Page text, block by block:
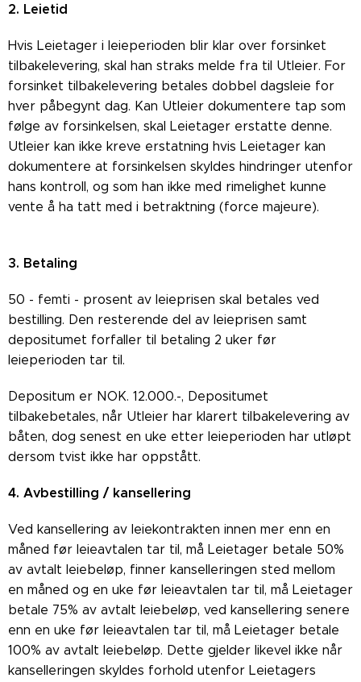
2. Leietid
Hvis Leietager i leieperioden blir klar over forsinket
tilbakelevering, skal han straks melde fra til Utleier. For
forsinket tilbakelevering betales dobbel dagsleie for
hver påbegynt dag. Kan Utleier dokumentere tap som
følge av forsinkelsen, skal Leietager erstatte denne.
Utleier kan ikke kreve erstatning hvis Leietager kan
dokumentere at forsinkelsen skyldes hindringer utenfor
hans kontroll, og som han ikke med rimelighet kunne
vente å ha tatt med i betraktning (force majeure).
3. Betaling
50 - femti - prosent av leieprisen skal betales ved
bestilling. Den resterende del av leieprisen samt
depositumet forfaller til betaling 2 uker før
leieperioden tar til.
Depositum er NOK. 12.000.-, Depositumet
tilbakebetales, når Utleier har klarert tilbakelevering av
båten, dog senest en uke etter leieperioden har utløpt
dersom tvist ikke har oppstått.
4. Avbestilling / kansellering
Ved kansellering av leiekontrakten innen mer enn en
måned før leieavtalen tar til, må Leietager betale 50%
av avtalt leiebeløp, finner kanselleringen sted mellom
en måned og en uke før leieavtalen tar til, må Leietager
betale 75% av avtalt leiebeløp, ved kansellering senere
enn en uke før leieavtalen tar til, må Leietager betale
100% av avtalt leiebeløp. Dette gjelder likevel ikke når
kanselleringen skyldes forhold utenfor Leietagers